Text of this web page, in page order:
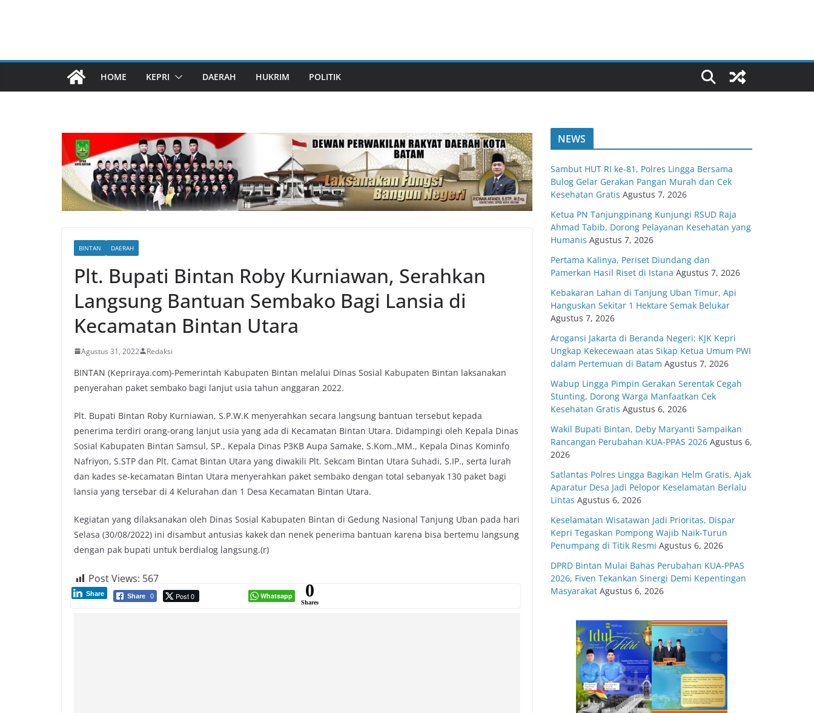
HOME KEPRI DAERAH HUKRIM POLITIK
BINTAN DAERAH
Plt. Bupati Bintan Roby Kurniawan, Serahkan
Langsung Bantuan Sembako Bagi Lansia di
Kecamatan Bintan Utara
Agustus 31, 2022 Redaksi
BINTAN (Kepriraya.com)-Pemerintah Kabupaten Bintan melalui Dinas Sosial Kabupaten Bintan laksanakan
penyerahan paket sembako bagi lanjut usia tahun anggaran 2022.
Plt. Bupati Bintan Roby Kurniawan, S.P.W.K menyerahkan secara langsung bantuan tersebut kepada
penerima terdiri orang-orang lanjut usia yang ada di Kecamatan Bintan Utara. Didampingi oleh Kepala Dinas
Sosial Kabupaten Bintan Samsul, SP., Kepala Dinas P3KB Aupa Samake, S.Kom.,MM., Kepala Dinas Kominfo
Nafriyon, S.STP dan Plt. Camat Bintan Utara yang diwakili Plt. Sekcam Bintan Utara Suhadi, S.IP., serta lurah
dan kades se-kecamatan Bintan Utara menyerahkan paket sembako dengan total sebanyak 130 paket bagi
lansia yang tersebar di 4 Kelurahan dan 1 Desa Kecamatan Bintan Utara.
Kegiatan yang dilaksanakan oleh Dinas Sosial Kabupaten Bintan di Gedung Nasional Tanjung Uban pada hari
Selasa (30/08/2022) ini disambut antusias kakek dan nenek penerima bantuan karena bisa bertemu langsung
dengan pak bupati untuk berdialog langsung.(r)
Post Views: 567
Share 0 Post 0
Share Whatsapp 0
Shares
NEWS
Sambut HUT RI ke-81, Polres Lingga Bersama
Bulog Gelar Gerakan Pangan Murah dan Cek
Kesehatan Gratis Agustus 7, 2026
Ketua PN Tanjungpinang Kunjungi RSUD Raja
Ahmad Tabib, Dorong Pelayanan Kesehatan yang
Humanis Agustus 7, 2026
Pertama Kalinya, Periset Diundang dan
Pamerkan Hasil Riset di Istana Agustus 7, 2026
Kebakaran Lahan di Tanjung Uban Timur, Api
Hanguskan Sekitar 1 Hektare Semak Belukar
Agustus 7, 2026
Arogansi Jakarta di Beranda Negeri: KJK Kepri
Ungkap Kekecewaan atas Sikap Ketua Umum PWI
dalam Pertemuan di Batam Agustus 7, 2026
Wabup Lingga Pimpin Gerakan Serentak Cegah
Stunting, Dorong Warga Manfaatkan Cek
Kesehatan Gratis Agustus 6, 2026
Wakil Bupati Bintan, Deby Maryanti Sampaikan
Rancangan Perubahan KUA-PPAS 2026 Agustus 6,
2026
Satlantas Polres Lingga Bagikan Helm Gratis, Ajak
Aparatur Desa Jadi Pelopor Keselamatan Berlalu
Lintas Agustus 6, 2026
Keselamatan Wisatawan Jadi Prioritas, Dispar
Kepri Tegaskan Pompong Wajib Naik-Turun
Penumpang di Titik Resmi Agustus 6, 2026
DPRD Bintan Mulai Bahas Perubahan KUA-PPAS
2026, Fiven Tekankan Sinergi Demi Kepentingan
Masyarakat Agustus 6, 2026